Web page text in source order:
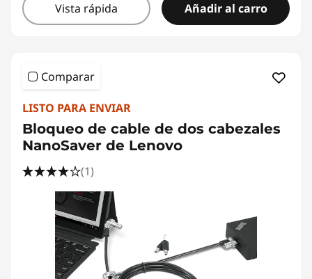
Vista rápida Añadir al carro
Comparar
LISTO PARA ENVIAR
Bloqueo de cable de dos cabezales
NanoSaver de Lenovo
(1)